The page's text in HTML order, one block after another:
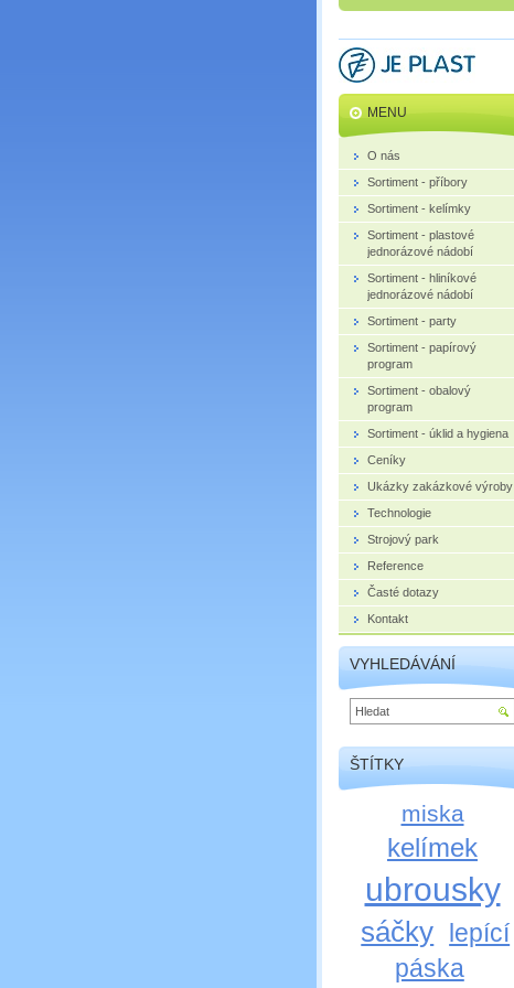
MENU
O nás
Sortiment - příbory
Sortiment - kelímky
Sortiment - plastové
jednorázové nádobí
Sortiment - hliníkové
jednorázové nádobí
Sortiment - party
Sortiment - papírový
program
Sortiment - obalový
program
Sortiment - úklid a hygiena
Ceníky
Ukázky zakázkové výroby
Technologie
Strojový park
Reference
Časté dotazy
Kontakt
VYHLEDÁVÁNÍ
ŠTÍTKY
miska
kelímek
ubrousky
sáčky lepící
páska